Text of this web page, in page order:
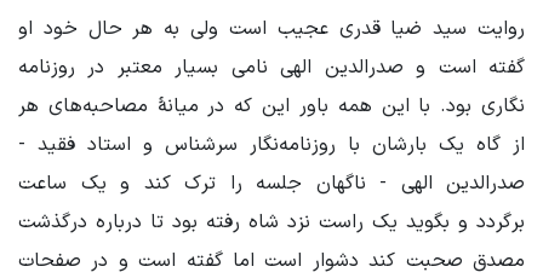
روایت سید ضیا قدری عجیب است ولی به هر حال خود او
گفته است و صدرالدین الهی نامی بسیار معتبر در روزنامه
نگاری بود. با این همه باور این که در میانۀ مصاحبه‌های هر
از گاه یک بارشان با روزنامه‌نگار سرشناس و استاد فقید -
صدرالدین الهی - ناگهان جلسه را ترک کند و یک ساعت
برگردد و بگوید یک راست نزد شاه رفته بود تا درباره درگذشت
مصدق صحبت کند دشوار است اما گفته است و در صفحات